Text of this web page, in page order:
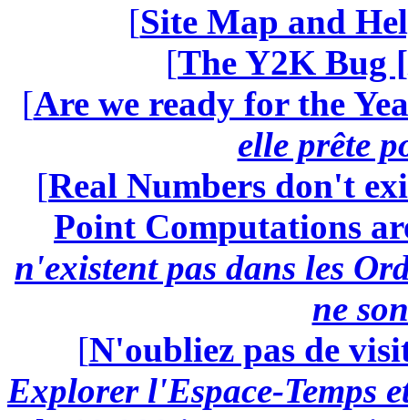
[Site Map and
[The Y2K Bug [
[Are we ready for the
elle prête
[Real Numbers don't
Point Computations
n'existent pas dans les
ne
[N'oubliez pas de
Explorer l'Espace-Temps